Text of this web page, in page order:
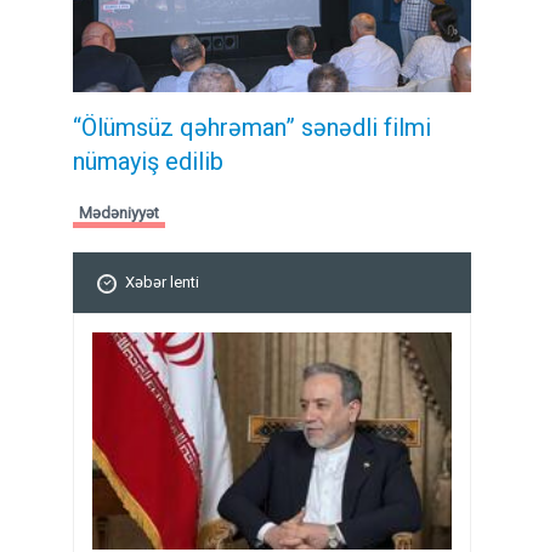
“Ölümsüz qəhrəman” sənədli filmi
nümayiş edilib
Mədəniyyət
Xəbər lenti